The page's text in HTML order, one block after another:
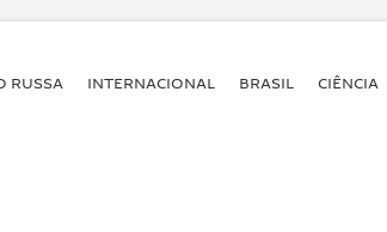
Obama
RUSSA INTERNACIONAL BRASIL CIÊNCIA